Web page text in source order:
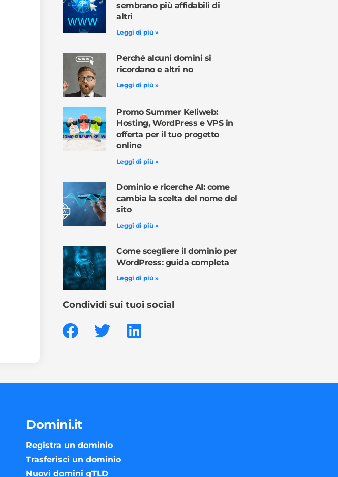
sembrano più affidabili di
altri
Leggi di più »
Perché alcuni domini si
ricordano e altri no
Leggi di più »
Promo Summer Keliweb:
Hosting, WordPress e VPS in
offerta per il tuo progetto
online
Leggi di più »
Dominio e ricerche AI: come
cambia la scelta del nome del
sito
Leggi di più »
Come scegliere il dominio per
WordPress: guida completa
Leggi di più »
Condividi sui tuoi social
Domini.it
Registra un dominio
Trasferisci un dominio
Nuovi domini gTLD